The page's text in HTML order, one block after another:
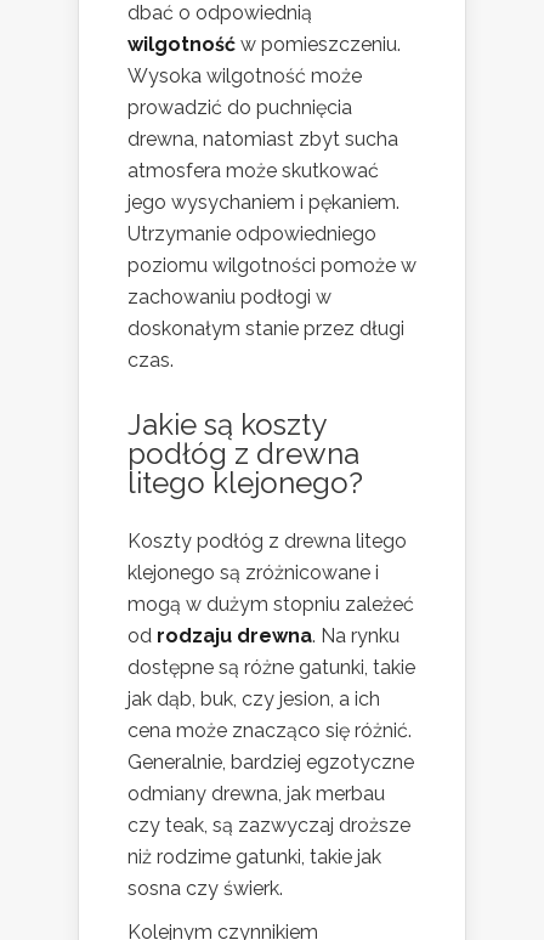
dbać o odpowiednią
wilgotność w pomieszczeniu.
Wysoka wilgotność może
prowadzić do puchnięcia
drewna, natomiast zbyt sucha
atmosfera może skutkować
jego wysychaniem i pękaniem.
Utrzymanie odpowiedniego
poziomu wilgotności pomoże w
zachowaniu podłogi w
doskonałym stanie przez długi
czas.
Jakie są koszty
podłóg z drewna
litego klejonego?
Koszty podłóg z drewna litego
klejonego są zróżnicowane i
mogą w dużym stopniu zależeć
od rodzaju drewna. Na rynku
dostępne są różne gatunki, takie
jak dąb, buk, czy jesion, a ich
cena może znacząco się różnić.
Generalnie, bardziej egzotyczne
odmiany drewna, jak merbau
czy teak, są zazwyczaj droższe
niż rodzime gatunki, takie jak
sosna czy świerk.
Kolejnym czynnikiem